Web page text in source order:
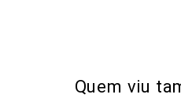
Quem viu